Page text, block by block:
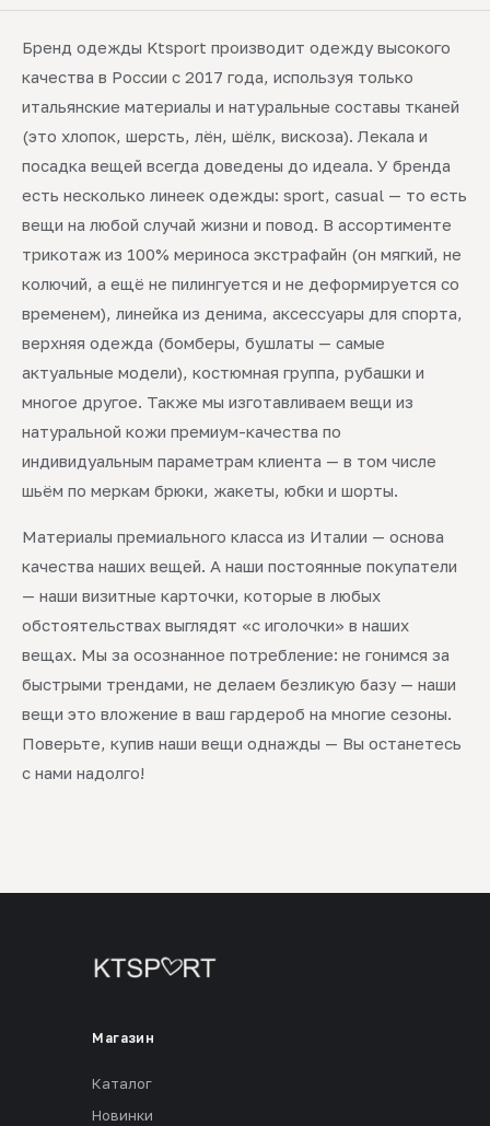
Бренд одежды Ktsport производит одежду высокого
качества в России с 2017 года, используя только
итальянские материалы и натуральные составы тканей
(это хлопок, шерсть, лён, шёлк, вискоза). Лекала и
посадка вещей всегда доведены до идеала. У бренда
есть несколько линеек одежды: sport, casual — то есть
вещи на любой случай жизни и повод. В ассортименте
трикотаж из 100% мериноса экстрафайн (он мягкий, не
колючий, а ещё не пилингуется и не деформируется со
временем), линейка из денима, аксессуары для спорта,
верхняя одежда (бомберы, бушлаты — самые
актуальные модели), костюмная группа, рубашки и
многое другое. Также мы изготавливаем вещи из
натуральной кожи премиум-качества по
индивидуальным параметрам клиента — в том числе
шьём по меркам брюки, жакеты, юбки и шорты.
Материалы премиального класса из Италии — основа
качества наших вещей. А наши постоянные покупатели
— наши визитные карточки, которые в любых
обстоятельствах выглядят «с иголочки» в наших
вещах. Мы за осознанное потребление: не гонимся за
быстрыми трендами, не делаем безликую базу — наши
вещи это вложение в ваш гардероб на многие сезоны.
Поверьте, купив наши вещи однажды — Вы останетесь
с нами надолго!
Магазин
Каталог
Новинки